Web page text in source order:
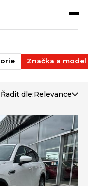
Značka a model
Řadit dle:Relevance